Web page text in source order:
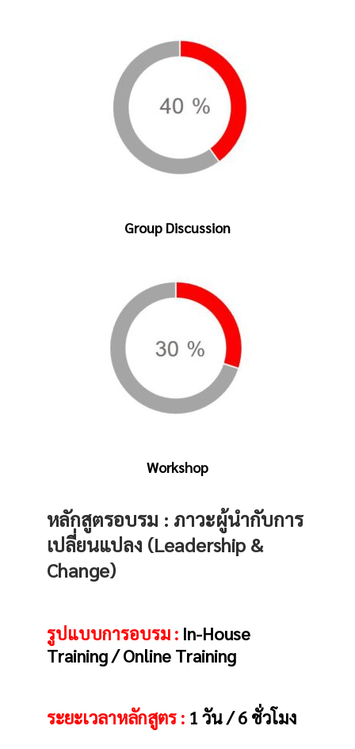
Group Discussion
Workshop
หลักสูตรอบรม : ภาวะผู้นำกับการ
เปลี่ยนแปลง (Leadership &
Change)
รูปแบบการอบรม : In-House
Training / Online Training
ระยะเวลาหลักสูตร : 1 วัน / 6 ชั่วโมง